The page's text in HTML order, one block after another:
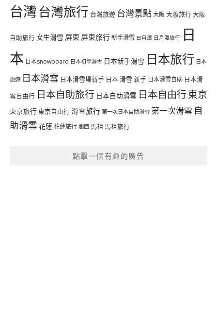
台灣台灣旅行 台灣旅遊 台灣景點大阪大阪旅行大阪
自助旅行 女生滑雪 屏東 屏東旅行新手滑雪 日月潭 日月潭旅行 日
本 日本snowboard 日本初學滑雪 日本新手滑雪 日本旅行 日本
旅遊 日本滑雪 日本滑雪場新手 日本 滑雪 新手 日本滑雪自助 日本滑
雪自由行 日本自助旅行 日本自助滑雪 日本自由行東京
東京旅行 東京自由行 滑雪旅行 第一次日本自助滑雪 第一次滑雪 自
助滑雪 花蓮花蓮旅行 關西 馬祖 馬祖旅行
點擊一個有趣的廣告